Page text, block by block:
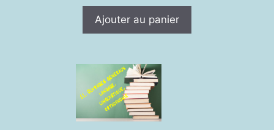
Ajouter au panier